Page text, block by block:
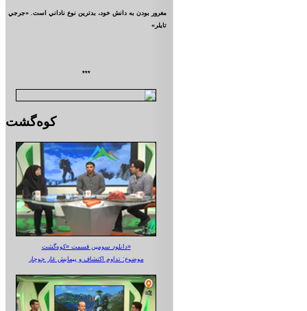
مغرور بودن به دانش خود، بدترين نوع ناداني است. «جرجي
تايلر»
***
کوه‌گشت
دانلود سومین قسمت «کوه‌گشت»
موضوع: تداوم اکتشاف و پیمایش غار جوجار